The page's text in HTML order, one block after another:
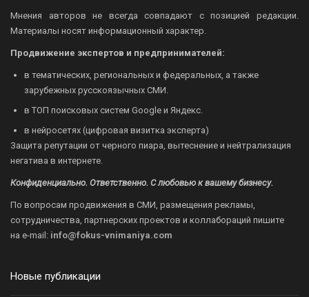
Мнения авторов не всегда совпадают с позицией редакции.
Материалы носят информационный характер.
Продвижение экспертов и предпринимателей:
в тематических, региональных и федеральных, а также
зарубежных русскоязычных СМИ.
в ТОП поисковых систем Google и Яндекс.
в нейросетях (цифровая визитка эксперта)
Защита репутации от черного пиара, вытеснение и нейтрализация
негатива в интернете.
Конфиденциально. Ответственно. С любовью к вашему бизнесу.
По вопросам продвижения в СМИ, размещения рекламы,
сотрудничества, партнерских проектов и коллабораций пишите
на e-mail: info@fokus-vnimaniya.com
Новые публикации